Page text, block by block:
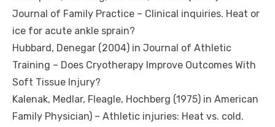
Journal of Family Practice – Clinical inquiries. Heat or
ice for acute ankle sprain?
Hubbard, Denegar (2004) in Journal of Athletic
Training – Does Cryotherapy Improve Outcomes With
Soft Tissue Injury?
Kalenak, Medlar, Fleagle, Hochberg (1975) in American
Family Physician) – Athletic injuries: Heat vs. cold.